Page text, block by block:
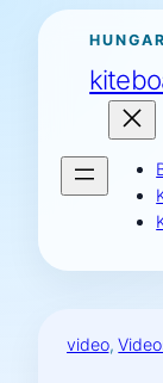
Ugrás
tartalomhoz
video,